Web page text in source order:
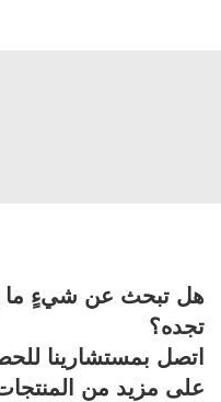
هل تبحث عن شيءٍ ما
تجده؟
اتصل بمستشارينا
على مزيد من